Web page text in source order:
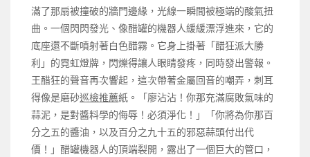
滿了那扇被撞破的牆門邊緣，光線一瞬間被極端的酸氣扭
曲。一個閃閃發光、像醋罐的機器人緩緩漂浮進來，它的
底座還不斷噴射著白色醋霧。它身上掛著「醋狂派大勝
利」的霓虹燈牌，閃爍得讓人眼睛發疼，同時發出警報。
王醋狂的聲音再次響起，這次帶著金屬回音的嘲弄，刺耳
得像是磨砂巡檢推薦紙。「廖沾沾！你那充滿腐敗氣味的
蒜泥，是對醬料學的侮辱！必須淨化！」「你將為你那百
分之五的醬油，以及百分之九十五的邪惡蒜頭付出代
價！」醋罐機器人的頂端裂開，露出了一個巨大的管口，